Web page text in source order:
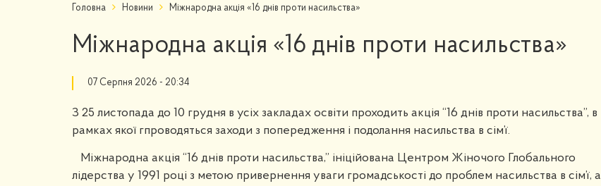
Головна Новини Міжнародна акція «16 днів проти насильства»
Міжнародна акція «16 днів проти насильства»
07 Серпня 2026 - 20:34
З 25 листопада до 10 грудня в усіх закладах освіти проходить акція “16 днів проти насильства”, в
рамках якої гпроводяться заходи з попередження і подолання насильства в сім’ї.
Міжнародна акція “16 днів проти насильства,” ініційована Центром Жіночого Глобального
лідерства у 1991 році з метою привернення уваги громадськості до проблем насильства в сім’ї, а